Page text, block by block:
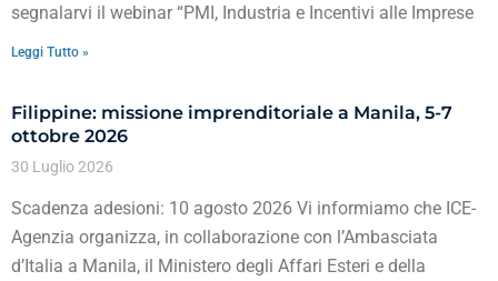
segnalarvi il webinar “PMI, Industria e Incentivi alle Imprese
Leggi Tutto »
Filippine: missione imprenditoriale a Manila, 5-7
ottobre 2026
30 Luglio 2026
Scadenza adesioni: 10 agosto 2026 Vi informiamo che ICE-
Agenzia organizza, in collaborazione con l’Ambasciata
d’Italia a Manila, il Ministero degli Affari Esteri e della